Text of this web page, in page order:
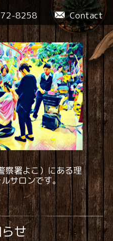
Contact
8258
察署よこ）にある理
サロンです。
せ